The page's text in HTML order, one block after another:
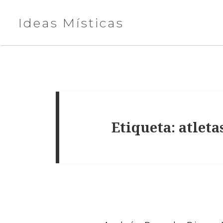
Ideas Místicas
Etiqueta: